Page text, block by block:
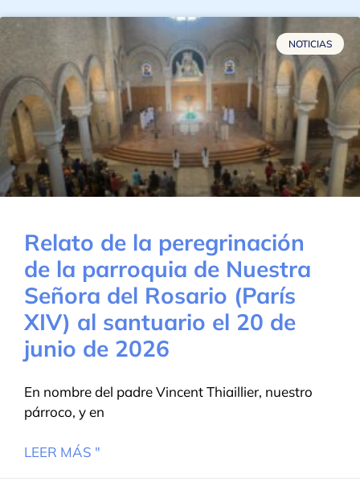
NOTICIAS
Relato de la peregrinación
de la parroquia de Nuestra
Señora del Rosario (París
XIV) al santuario el 20 de
junio de 2026
En nombre del padre Vincent Thiaillier, nuestro
párroco, y en
LEER MÁS "